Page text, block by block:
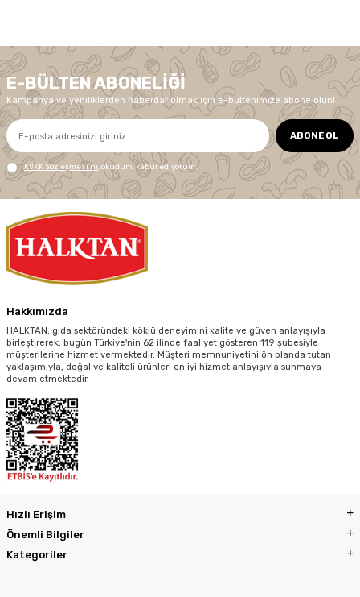
E-BÜLTEN ABONELIĞI
Kampanya ve yeniliklerden haberdar olmak için e-bültenimize abone olun!
ABONE OL
KVKK Sözleşmesi'ni , okudum, kabul ediyorum.
Hakkımızda
HALKTAN, gıda sektöründeki köklü deneyimini kalite ve güven anlayışıyla
birleştirerek, bugün Türkiye'nin 62 ilinde faaliyet gösteren 119 şubesiyle
müşterilerine hizmet vermektedir. Müşteri memnuniyetini ön planda tutan
yaklaşımıyla, doğal ve kaliteli ürünleri en iyi hizmet anlayışıyla sunmaya
devam etmektedir.
Hızlı Erişim
Önemli Bilgiler
Kategoriler